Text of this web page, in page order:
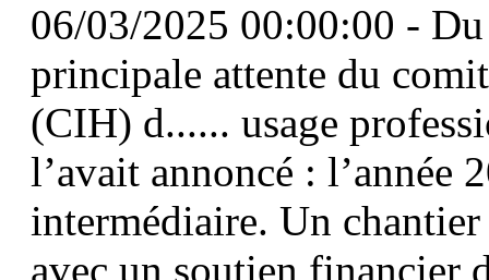
06/03/2025 00:00:00 -
principale attente du
(CIH) d...... usage
l’avait annoncé : l’année
intermédiaire. Un
avec un soutien financier